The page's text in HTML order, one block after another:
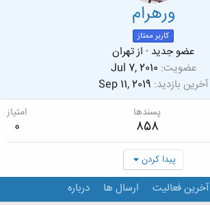
ورهرام
کاربر ممتاز
عضو جدید · ازتهران
عضویت Jul 7, 2010
آخرین بازدید Sep 11, 2019
پسندها
858
امتیاز
0
پیدا کردن
آخرین فعالیت ارسال ها درباره